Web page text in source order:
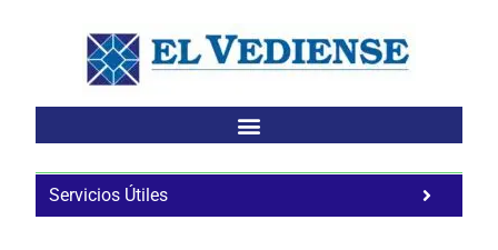
Servicios Útiles